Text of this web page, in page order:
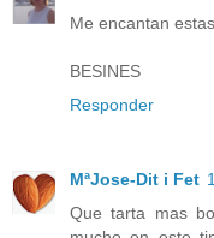
Me encantan
BESINES
Responder
MªJose-Dit i Fet
Que tarta mas